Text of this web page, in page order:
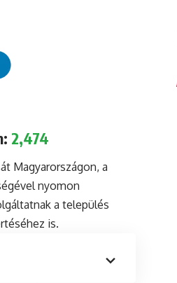
2,474
Magyarországon, a
nyomon
a település
is.